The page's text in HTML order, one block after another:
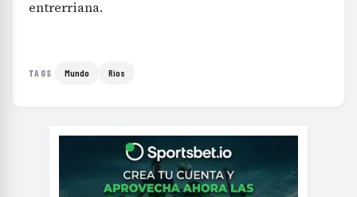
entrerriana.
TAGS Mundo Ríos